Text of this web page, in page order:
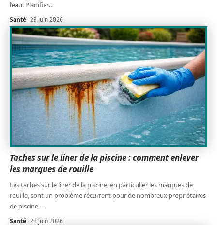
l’eau. Planifier…
Santé 23 juin 2026
Taches sur le liner de la piscine : comment enlever
les marques de rouille
Les taches sur le liner de la piscine, en particulier les marques de
rouille, sont un problème récurrent pour de nombreux propriétaires
de piscine.…
Santé 23 juin 2026